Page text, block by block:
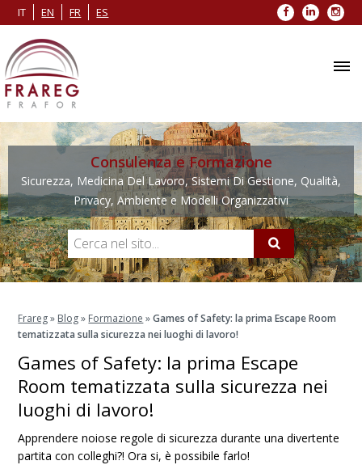
IT EN FR ES Facebook
LinkedIn
Consulenza e Formazione
Sicurezza, Medicina Del Lavoro, Sistemi Di Gestione, Qualità,
Privacy, Ambiente e Modelli Organizzativi
Frareg» Blog» Formazione »Games of Safety: la prima Escape Room
tematizzata sulla sicurezza nei luoghi di lavoro!
Games of Safety: la prima Escape
Room tematizzata sulla sicurezza nei
luoghi di lavoro!
Apprendere noiose regole di sicurezza durante una divertente
partita con colleghi?! Ora si, è possibile farlo!